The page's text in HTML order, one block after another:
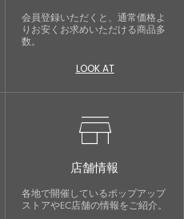
会員登録いただくと、通常価格よ
りお安くお求めいただける商品多
数。
LOOK AT
store
店舗情報
各地で開催しているポップアップ
ストアやEC店舗の情報をご紹介。